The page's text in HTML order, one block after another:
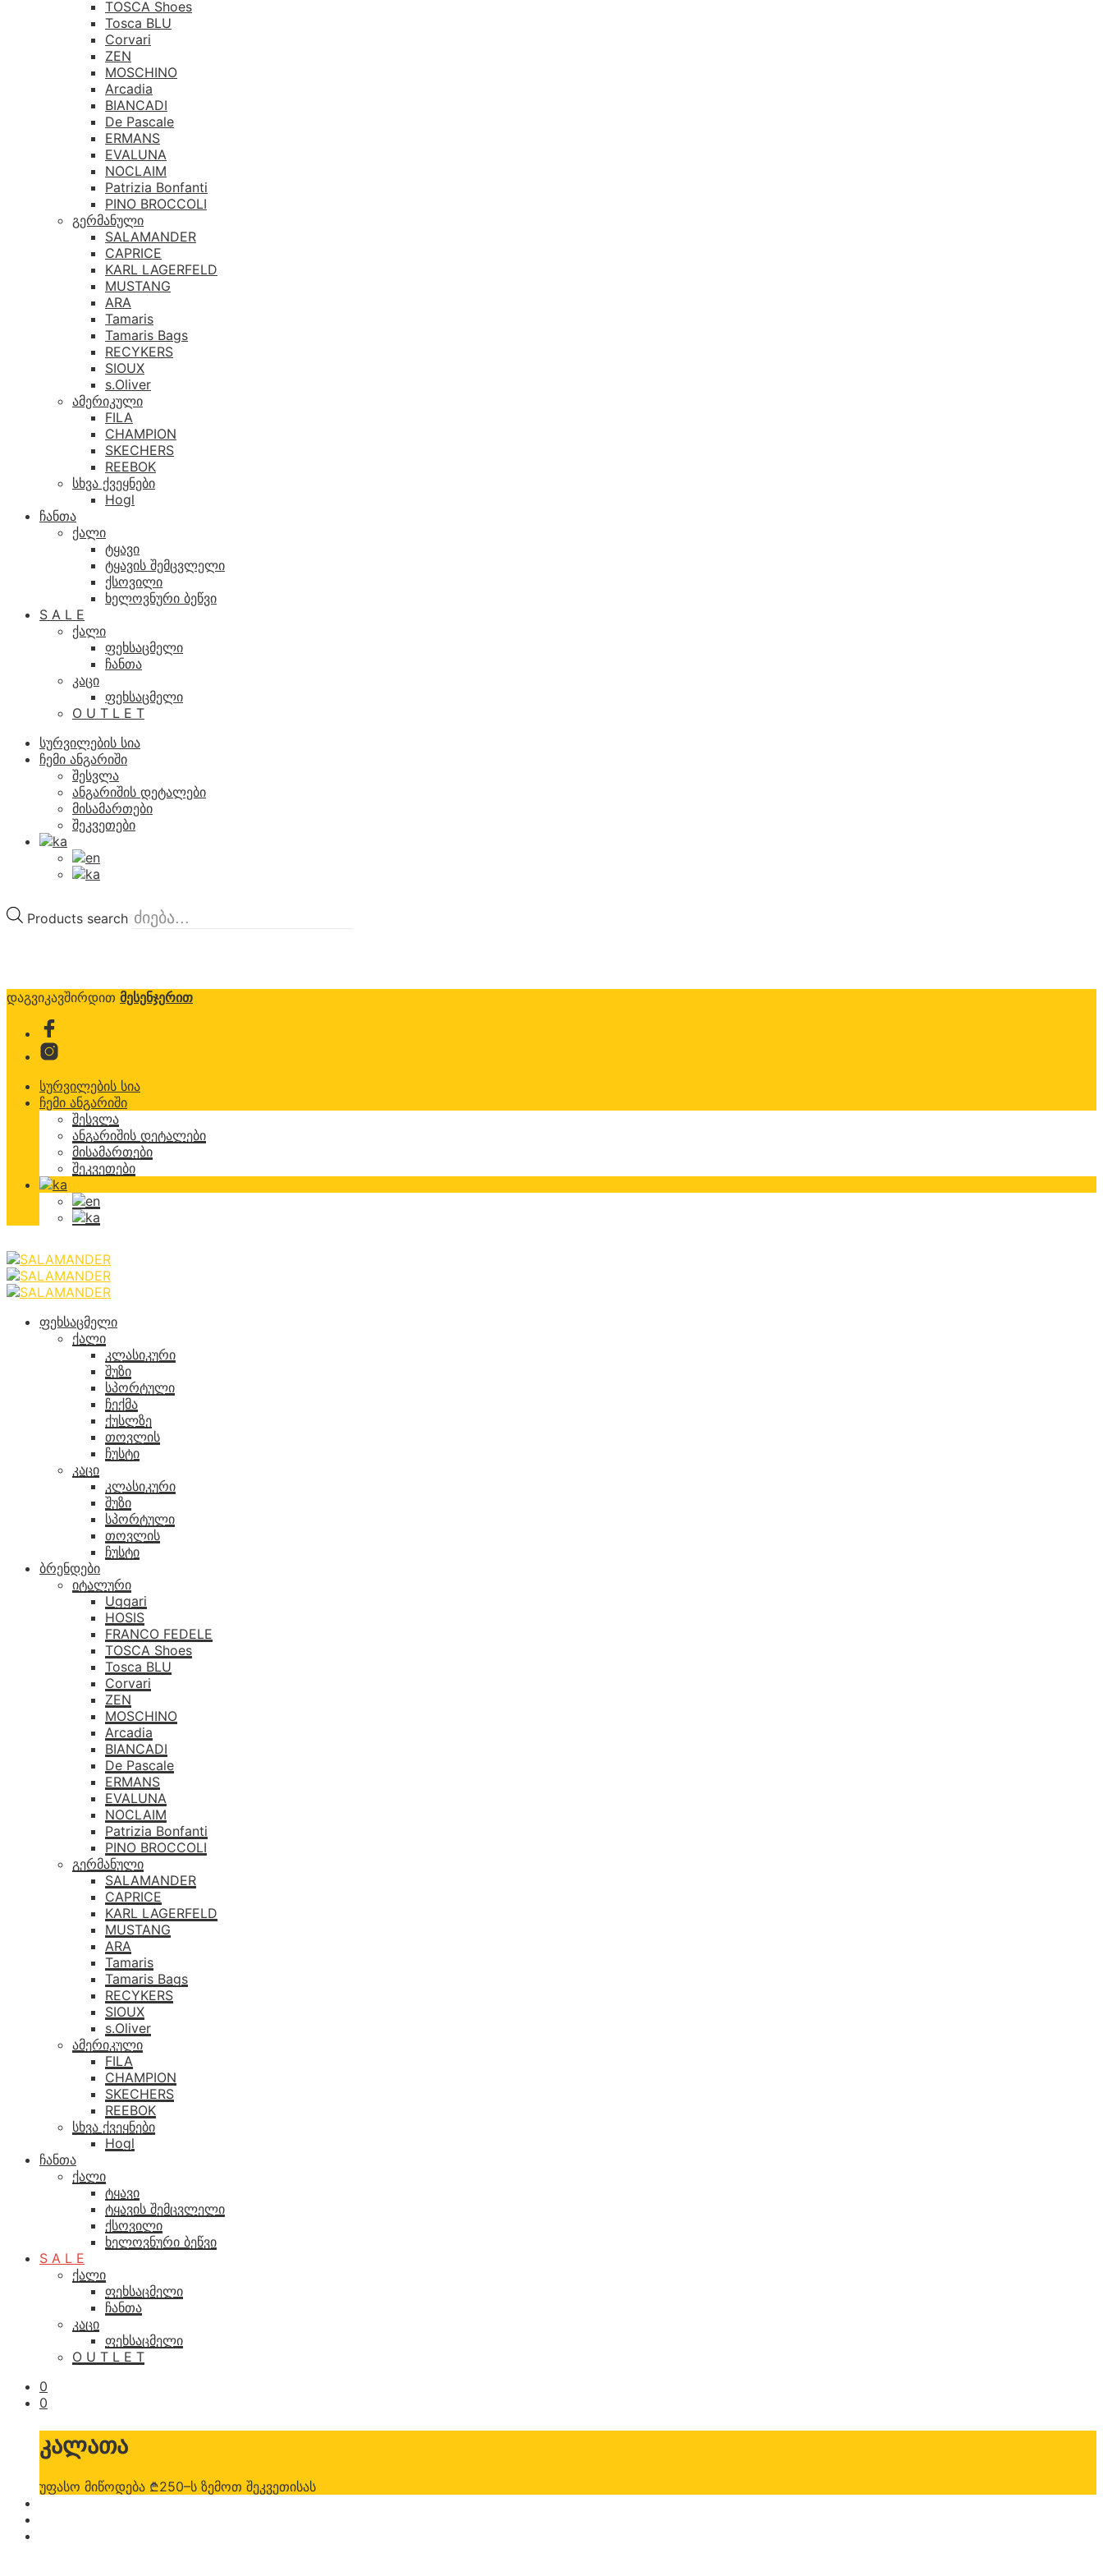
TOSCA Shoes
Tosca BLU
Corvari
ZEN
MOSCHINO
Arcadia
BIANCADI
De Pascale
ERMANS
EVALUNA
NOCLAIM
Patrizia Bonfanti
PINO BROCCOLI
გერმანული
SALAMANDER
CAPRICE
KARL LAGERFELD
MUSTANG
ARA
Tamaris
Tamaris Bags
RECYKERS
SIOUX
s.Oliver
ამერიკული
FILA
CHAMPION
SKECHERS
REEBOK
სხვა ქვეყნები
Hogl
ჩანთა
ქალი
ტყავი
ტყავის შემცვლელი
ქსოვილი
ხელოვნური ბეწვი
S A L E
ქალი
ფეხსაცმელი
ჩანთა
კაცი
ფეხსაცმელი
O U T L E T
სურვილების სია
ჩემი ანგარიში
შესვლა
ანგარიშის დეტალები
მისამართები
შეკვეთები
Products search
დაგვიკავშირდით მესენჯერით
სურვილების სია
ჩემი ანგარიში
შესვლა
ანგარიშის დეტალები
მისამართები
შეკვეთები
ფეხსაცმელი
ქალი
კლასიკური
შუზი
სპორტული
ჩექმა
ქუსლზე
თოვლის
ჩუსტი
კაცი
კლასიკური
შუზი
სპორტული
თოვლის
ჩუსტი
ბრენდები
იტალური
Uggari
HOSIS
FRANCO FEDELE
TOSCA Shoes
Tosca BLU
Corvari
ZEN
MOSCHINO
Arcadia
BIANCADI
De Pascale
ERMANS
EVALUNA
NOCLAIM
Patrizia Bonfanti
PINO BROCCOLI
გერმანული
SALAMANDER
CAPRICE
KARL LAGERFELD
MUSTANG
ARA
Tamaris
Tamaris Bags
RECYKERS
SIOUX
s.Oliver
ამერიკული
FILA
CHAMPION
SKECHERS
REEBOK
სხვა ქვეყნები
Hogl
ჩანთა
ქალი
ტყავი
ტყავის შემცვლელი
ქსოვილი
ხელოვნური ბეწვი
S A L E
ქალი
ფეხსაცმელი
ჩანთა
კაცი
ფეხსაცმელი
O U T L E T
0
0
კალათა
უფასო მიწოდება ₾250–ს ზემოთ შეკვეთისას